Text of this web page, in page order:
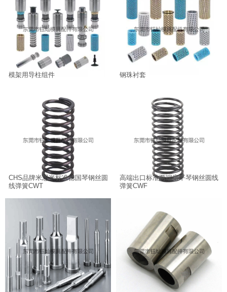
模架用导柱组件 钢珠衬套
CHS品牌米思米标准德国琴钢丝圆
线弹簧CWT
高端出口标准两端磨平琴钢丝圆线
弹簧CWF